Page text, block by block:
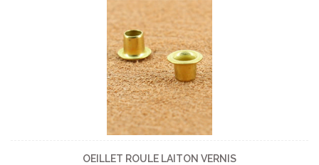
OEILLET ROULE LAITON VERNIS